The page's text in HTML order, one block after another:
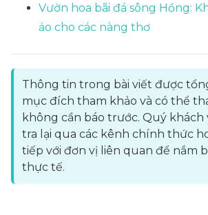
Vườn hoa bãi đá sông Hồng:
ảo cho các nàng thơ
Thông tin trong bài viết được
mục đích tham khảo và có thể
không cần báo trước. Quý khách
tra lại qua các kênh chính thức
tiếp với đơn vị liên quan để nắm
thực tế.